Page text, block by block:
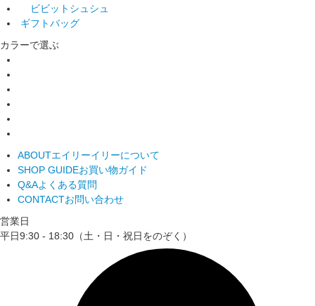
ビビットシュシュ
ギフトバッグ
カラーで選ぶ
ABOUTエイリーイリーについて
SHOP GUIDEお買い物ガイド
Q&Aよくある質問
CONTACTお問い合わせ
営業日
平日9:30 - 18:30（土・日・祝日をのぞく）